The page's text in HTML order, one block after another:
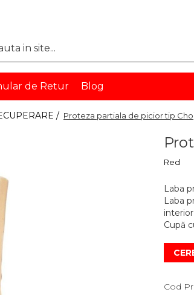
de Retur Blog
/ Proteza partiala de picior tip
Red
Laba
Laba
Cupă
Cod